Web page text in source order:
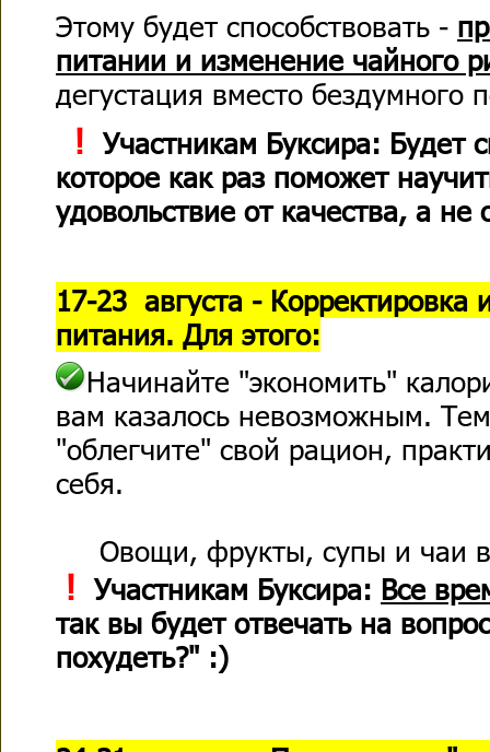
Этому будет способствовать -
питании и изменение чайного
дегустация вместо бездумного
! Участникам Буксира: Будет
которое как раз поможет
удовольствие от качества, а
17-23 августа - Корректировка
питания. Для этого:
Начинайте "экономить"
вам казалось невозможным.
"облегчите" свой рацион,
себя.
Овощи, фрукты, супы и чаи
! Участникам Буксира: Все
так вы будет отвечать на
похудеть?" :)